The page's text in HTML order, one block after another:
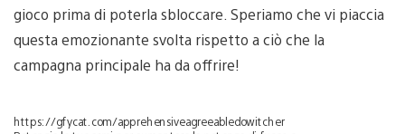
gioco prima di poterla sbloccare. Speriamo che vi piaccia
questa emozionante svolta rispetto a ciò che la
campagna principale ha da offrire!
https://gfycat.com/apprehensiveagreeabledowitcher